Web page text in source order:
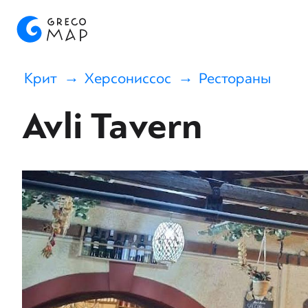
Крит Херсониссос Рестораны
Avli Tavern